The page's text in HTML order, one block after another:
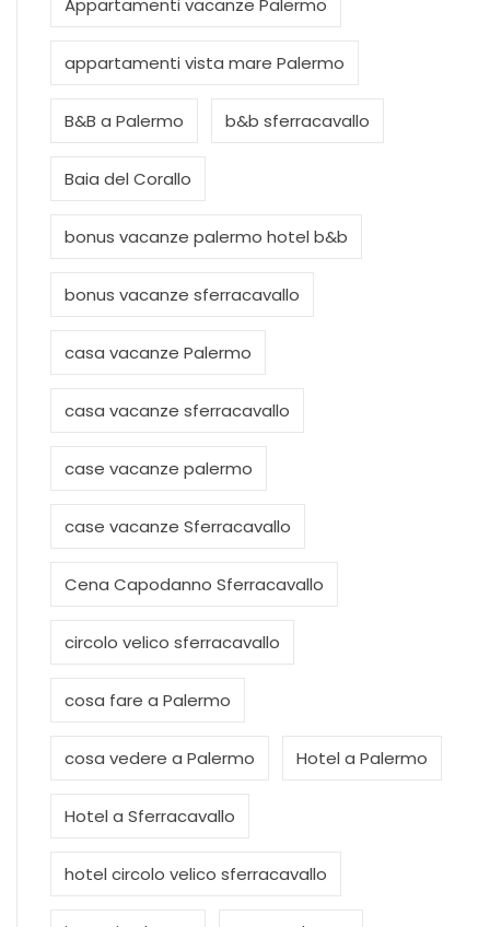
appartamenti vista mare Palermo
B&B a Palermo b&b sferracavallo
Baia del Corallo
bonus vacanze palermo hotel b&b
bonus vacanze sferracavallo
casa vacanze Palermo
casa vacanze sferracavallo
case vacanze palermo
case vacanze Sferracavallo
Cena Capodanno Sferracavallo
circolo velico sferracavallo
cosa fare a Palermo
cosa vedere a Palermo Hotel a Palermo
Hotel a Sferracavallo
hotel circolo velico sferracavallo